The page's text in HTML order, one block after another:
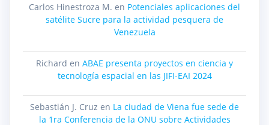
Carlos Hinestroza M. en Potenciales aplicaciones del
satélite Sucre para la actividad pesquera de
Venezuela
Richard en ABAE presenta proyectos en ciencia y
tecnología espacial en las JIFI-EAI 2024
Sebastián J. Cruz en La ciudad de Viena fue sede de
la 1ra Conferencia de la ONU sobre Actividades